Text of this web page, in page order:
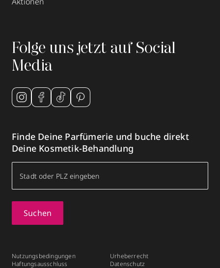
Folge uns jetzt auf Social
Media
Finde Deine Parfümerie und buche direkt
Deine Kosmetik-Behandlung
Suchen
Nutzungsbedingungen
Haftungsausschluss
Urheberrecht
Datenschutz